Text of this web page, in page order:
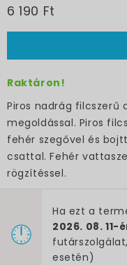
6 190 Ft
Raktáron!
Piros nadrág filcszerű
megoldással. Piros
fehér szegővel és
csattal. Fehér
rögzítéssel.
Ha ezt a
2026. 08. 11-
esetén)